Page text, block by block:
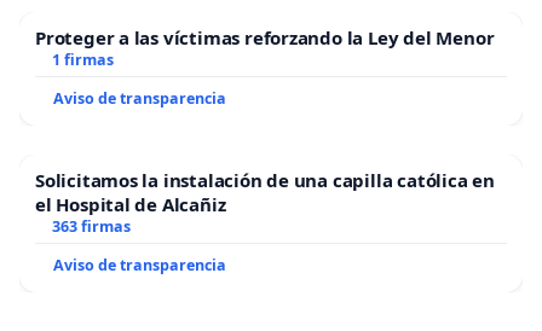
Proteger a las víctimas reforzando la Ley del Menor
1 firmas
Aviso de transparencia
Solicitamos la instalación de una capilla católica en
el Hospital de Alcañiz
363 firmas
Aviso de transparencia